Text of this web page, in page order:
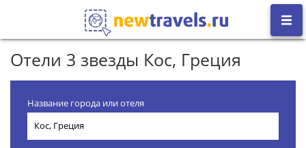
Отели 3 звезды Кос, Греция
Название города или отеля